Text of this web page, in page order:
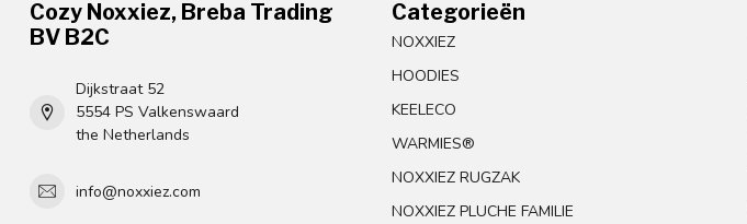
Cozy Noxxiez, Breba Trading
BV B2C
Dijkstraat 52
5554 PS Valkenswaard
the Netherlands
info@noxxiez.com
Categorieën
NOXXIEZ
HOODIES
KEELECO
WARMIES®
NOXXIEZ RUGZAK
NOXXIEZ PLUCHE FAMILIE